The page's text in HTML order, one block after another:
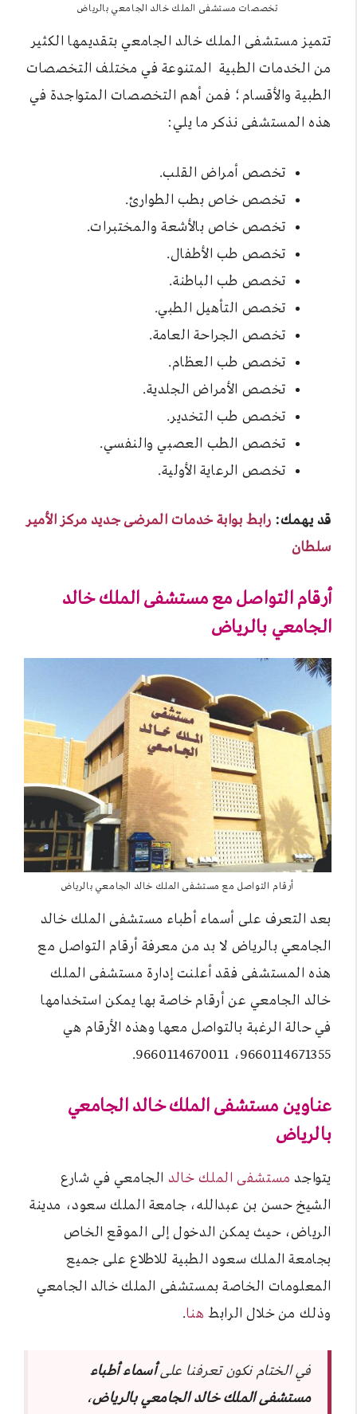
تخصصات مستشفى الملك خالد الجامعي بالرياض
تتميز مستشفى الملك خالد الجامعي بتقديمها الكثير
من الخدمات الطبية المتنوعة في مختلف التخصصات
الطبية والأقسام؛ فمن أهم التخصصات المتواجدة في
هذه المستشفى نذكر ما يلي:
تخصص أمراض القلب.
تخصص خاص بطب الطوارئ.
تخصص خاص بالأشعة والمختبرات.
تخصص طب الأطفال.
تخصص طب الباطنة.
تخصص التأهيل الطبي.
تخصص الجراحة العامة.
تخصص طب العظام.
تخصص الأمراض الجلدية.
تخصص طب التخدير.
تخصص الطب العصبي والنفسي.
تخصص الرعاية الأولية.
قد يهمك: رابط بوابة خدمات المرضى جديد مركز الأمير
سلطان
أرقام التواصل مع مستشفى الملك خالد
الجامعي بالرياض
أرقام التواصل مع مستشفى الملك خالد الجامعي بالرياض
بعد التعرف على أسماء أطباء مستشفى الملك خالد
الجامعي بالرياض لا بد من معرفة أرقام التواصل مع
هذه المستشفى فقد أعلنت إدارة مستشفى الملك
خالد الجامعي عن أرقام خاصة بها يمكن استخدامها
في حالة الرغبة بالتواصل معها وهذه الأرقام هي
9660114671355، 9660114670011.
عناوين مستشفى الملك خالد الجامعي
بالرياض
يتواجد مستشفى الملك خالد الجامعي في شارع
الشيخ حسن بن عبدالله، جامعة الملك سعود، مدينة
الرياض، حيث يمكن الدخول إلى الموقع الخاص
بجامعة الملك سعود الطبية للاطلاع على جميع
المعلومات الخاصة بمستشفى الملك خالد الجامعي
وذلك من خلال الرابط هنا.
في الختام نكون تعرفنا علىأسماء أطباء
مستشفى الملك خالد الجامعي بالرياض،